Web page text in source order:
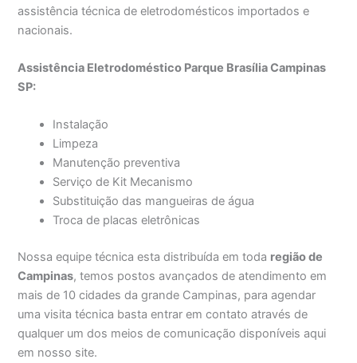
assistência técnica de eletrodomésticos importados e
nacionais.
Assistência Eletrodoméstico Parque Brasília Campinas
SP:
Instalação
Limpeza
Manutenção preventiva
Serviço de Kit Mecanismo
Substituição das mangueiras de água
Troca de placas eletrônicas
Nossa equipe técnica esta distribuída em toda região de
Campinas, temos postos avançados de atendimento em
mais de 10 cidades da grande Campinas, para agendar
uma visita técnica basta entrar em contato através de
qualquer um dos meios de comunicação disponíveis aqui
em nosso site.